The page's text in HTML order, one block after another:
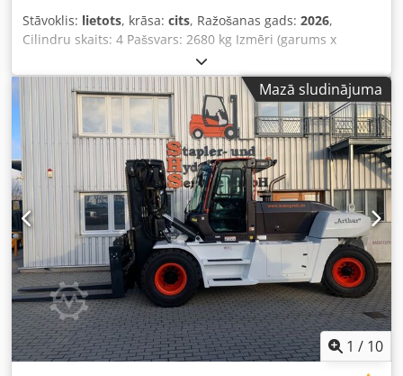
Stāvoklis: lietots, krāsa: cits, Ražošanas gads: 2026,
Cilindru skaits: 4 Pašsvars: 2680 kg Izmēri (garums x
platums x augstums): 337 x 172 x 197 cm Ātrās maiņas
sistēma: Jā Pašsvars: 2680 kg Transportēšanas izmēri: 3378
x 1727 x 1972 mm Dzinēja marka un tips: Kubota V2403
Jauda: 36,5 kW / 48,9 ZS Cilindri: 4 Riepu izmērs: priekšējās
un aizmugurējās riepas: 30×10-16 Djdpfxozrv Ule Aflokr
Kausa platums: 1730 mm Aprīkojums: mehāniska ātrās
maiņas sistēma Papildu funkcija: Nav CE sertifikāta vai
reģistrācijas Nav dokumentācijas
Mazā sludinājuma
1 / 10